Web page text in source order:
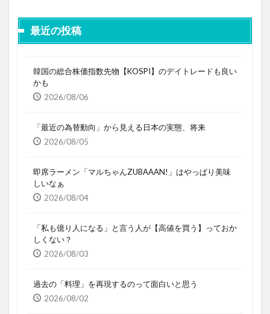
最近の投稿
韓国の総合株価指数先物【KOSPI】のデイトレードも良い
かも
2026/08/06
「最近の為替動向」から見える日本の実態、将来
2026/08/05
即席ラーメン「マルちゃんZUBAAAN!」はやっぱり美味
しいなぁ
2026/08/04
「私も億り人になる」と言う人が【高値を買う】っておか
しくない？
2026/08/03
過去の「料理」を再現するのって面白いと思う
2026/08/02